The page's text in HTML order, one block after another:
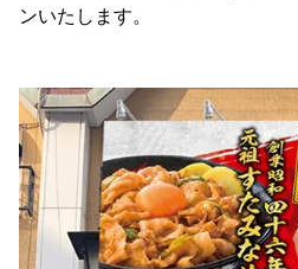
ンいたします。